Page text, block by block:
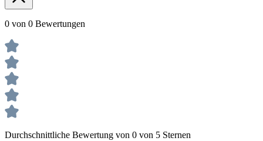
0 von 0 Bewertungen
Durchschnittliche Bewertung von 0 von 5 Sternen